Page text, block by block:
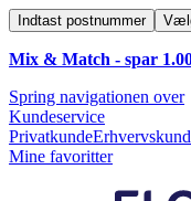
Indtast postnummer
Mix & Match - spar
Spring navigationen over
Kundeservice
Privatkunde
Mine favoritter